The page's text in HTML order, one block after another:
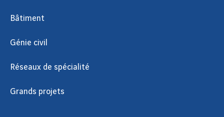
Bâtiment
Génie civil
Réseaux de spécialité
Grands projets